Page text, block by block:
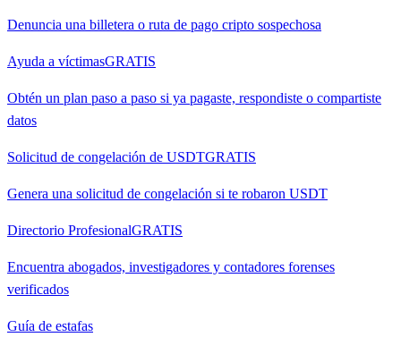
Denuncia una billetera o ruta de pago cripto sospechosa
Ayuda a víctimasGRATIS
Obtén un plan paso a paso si ya pagaste, respondiste o compartiste
datos
Solicitud de congelación de USDTGRATIS
Genera una solicitud de congelación si te robaron USDT
Directorio ProfesionalGRATIS
Encuentra abogados, investigadores y contadores forenses
verificados
Guía de estafas